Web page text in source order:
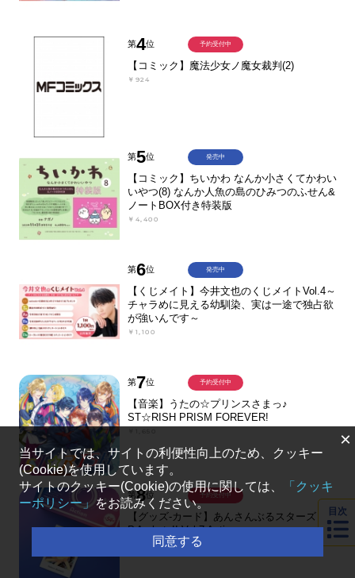
第4位
【コミック】魔法少女ノ魔女裁判(2)
￥924
予約受付中
第5位
【コミック】ちいかわ なんか小さくてかわい
いやつ(8) なんか人魚の島のひみつのふせん&
ノートBOX付き特装版
￥4,400
発売中
第6位
【くじメイト】今井文也のくじメイトVol.4～
チャラめに見える幼馴染、実は一途で独占欲
が強いんです～
￥1,100
発売中
第7位
【音楽】うたの☆プリンスさまっ♪
ST☆RISH PRISM FOREVER!
予約受付中
第8位
【グッズ-カード】あんさんぶるスターズ！！
P.A.shots!! Vol.7 Action
予約受付中
目次
×
当サイトでは、サイトの利便性向上のため、クッキー
(Cookie)を使用しています。
サイトのクッキー(Cookie)の使用に関しては、
「クッキ
ーポリシー」をお読みください。
同意する